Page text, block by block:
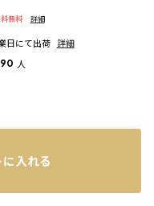
無料
詳細
日にて出荷 詳細
90 人
入れる